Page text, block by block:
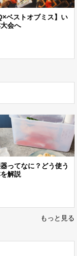
ベストオブミス】い
会へ
ってなに？どう使う
解説
もっと見る